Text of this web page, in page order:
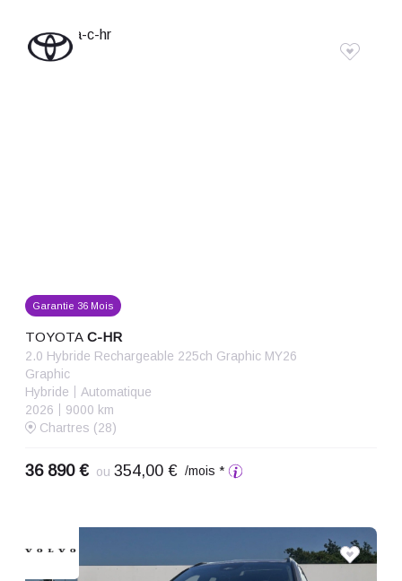
Garantie 36 Mois
TOYOTA C-HR
2.0 Hybride Rechargeable 225ch Graphic MY26
Graphic
Hybride
Automatique
2026
9000 km
Chartres (28)
36 890 € ou 354,00 € /mois *